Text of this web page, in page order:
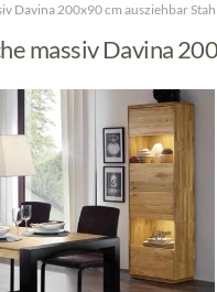
Davina 200x90 cm ausziehbar
massiv Davina